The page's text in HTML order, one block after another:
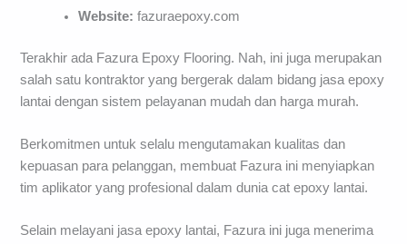
Website:fazuraepoxy.com
Terakhir ada Fazura Epoxy Flooring. Nah, ini juga merupakan
salah satu kontraktor yang bergerak dalam bidang jasa epoxy
lantai dengan sistem pelayanan mudah dan harga murah.
Berkomitmen untuk selalu mengutamakan kualitas dan
kepuasan para pelanggan, membuat Fazura ini menyiapkan
tim aplikator yang profesional dalam dunia cat epoxy lantai.
Selain melayani jasa epoxy lantai, Fazura ini juga menerima